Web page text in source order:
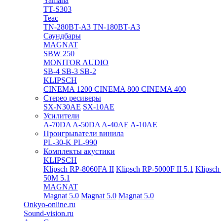
TT-S303
Teac
TN-280BT-A3 TN-180BT-A3
Саундбары
MAGNAT
SBW 250
MONITOR AUDIO
SB-4 SB-3 SB-2
KLIPSCH
CINEMA 1200 CINEMA 800 CINEMA 400
Стерео ресиверы
SX-N30AE SX-10AE
Усилители
A-70DA A-50DA A-40AE A-10AE
Проигрыватели винила
PL-30-K PL-990
Комплекты акустики
KLIPSCH
Klipsch RP-8060FA II Klipsch RP-5000F II 5.1 Klipsch
50M 5.1
MAGNAT
Magnat 5.0 Magnat 5.0 Magnat 5.0
Onkyo-online.ru
Sound-vision.ru